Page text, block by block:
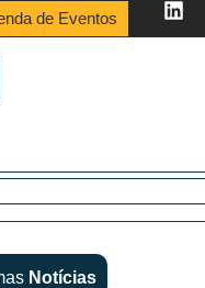
de Eventos
Notícias